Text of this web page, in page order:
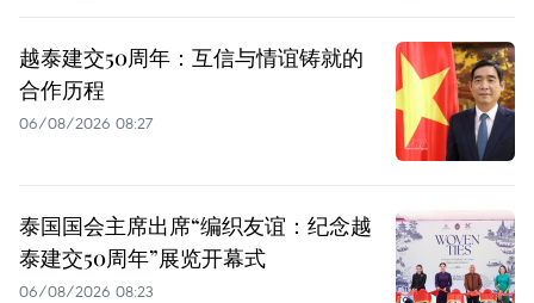
越泰建交50周年：互信与情谊铸就的
合作历程
06/08/2026 08:27
泰国国会主席出席“编织友谊：纪念越
泰建交50周年”展览开幕式
06/08/2026 08:23